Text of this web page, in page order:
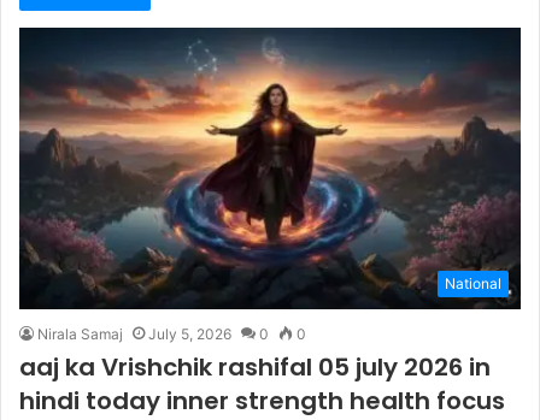
National
Nirala Samaj July 5, 2026 0 0
aaj ka Vrishchik rashifal 05 july 2026 in
hindi today inner strength health focus